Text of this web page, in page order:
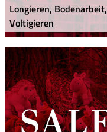
Longieren, Bodenarbeit,
Voltigieren